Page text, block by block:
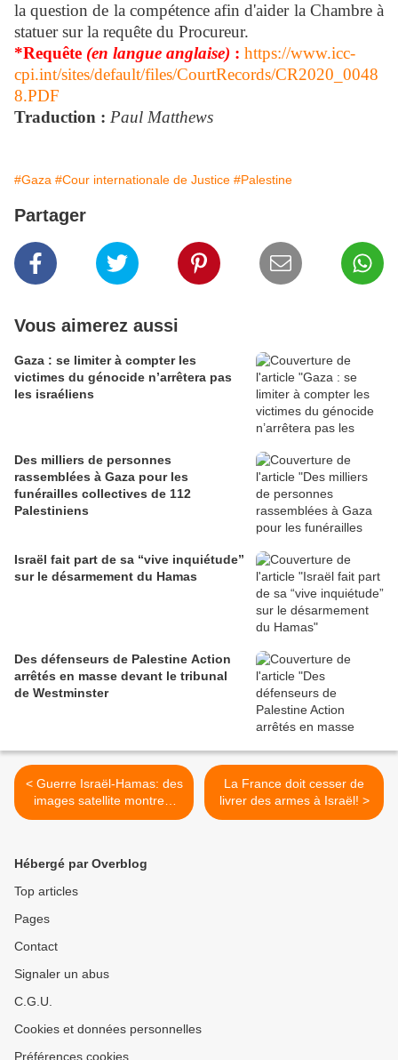
la question de la compétence afin d'aider la Chambre à
statuer sur la requête du Procureur.
*Requête (en langue anglaise) : https://www.icc-
cpi.int/sites/default/files/CourtRecords/CR2020_0048
8.PDF
Traduction : Paul Matthews
#Gaza #Cour internationale de Justice #Palestine
Partager
Vous aimerez aussi
Gaza : se limiter à compter les
victimes du génocide n’arrêtera pas
les israéliens
Des milliers de personnes
rassemblées à Gaza pour les
funérailles collectives de 112
Palestiniens
Israël fait part de sa “vive inquiétude”
sur le désarmement du Hamas
Des défenseurs de Palestine Action
arrêtés en masse devant le tribunal
de Westminster
< Guerre Israël-Hamas: des
images satellite montrent
que l'Égypte construit un
La France doit cesser de
livrer des armes à Israël! >
Hébergé par Overblog
Top articles
Pages
Contact
Signaler un abus
C.G.U.
Cookies et données personnelles
Préférences cookies